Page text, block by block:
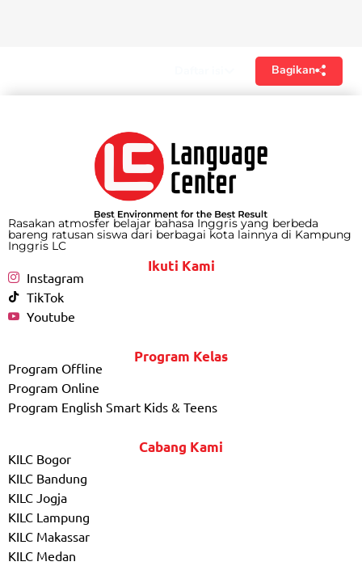
Bagikan
Rasakan atmosfer belajar bahasa Inggris yang berbeda
bareng ratusan siswa dari berbagai kota lainnya di Kampung
Inggris LC
Ikuti Kami
Instagram
TikTok
Youtube
Program Kelas
Program Offline
Program Online
Program English Smart Kids & Teens
Cabang Kami
KILC Bogor
KILC Bandung
KILC Jogja
KILC Lampung
KILC Makassar
KILC Medan